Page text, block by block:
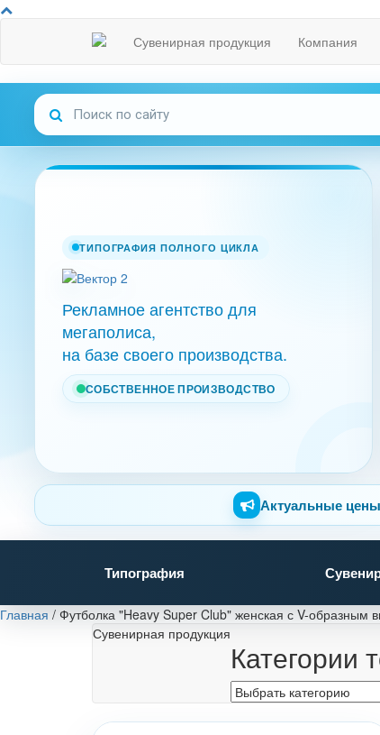
Сувенирная продукция Компания
ТИПОГРАФИЯ ПОЛНОГО ЦИКЛА
Рекламное агентство для
мегаполиса,
на базе своего производства.
СОБСТВЕННОЕ ПРОИЗВОДСТВО
Актуальные
Типография
Главная / Футболка "Heavy Super Club" женская с V-образным
Сувенирная продукция
Категории